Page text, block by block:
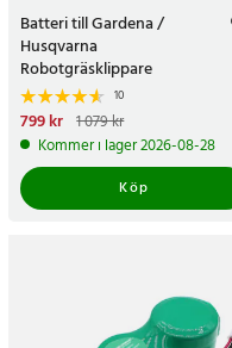
Batteri till Gardena /
Husqvarna
Robotgräsklippare
10
Nuvarande pris
pris:1 079 kr
799 kr 1 079 kr
Kommer i lager 2026-08-28
Köp